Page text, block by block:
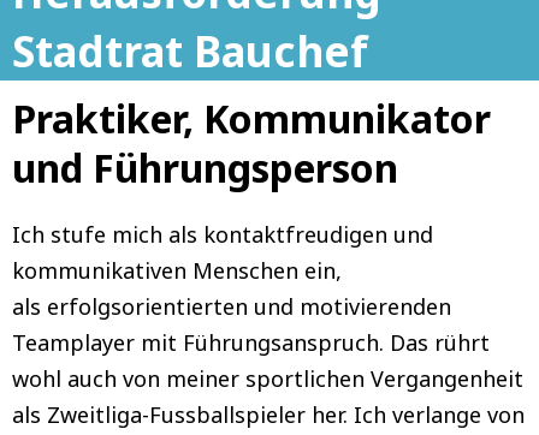
g
e
r
S
l
i
d
e
S
Stadtrat Bauchef
Praktiker, Kommunikator
und Führungsperson
Ich stufe mich als kontaktfreudigen und
kommunikativen Menschen ein,
als erfolgsorientierten und motivierenden
Teamplayer mit Führungsanspruch. Das rührt
wohl auch von meiner sportlichen Vergangenheit
als Zweitliga-Fussballspieler her. Ich verlange von